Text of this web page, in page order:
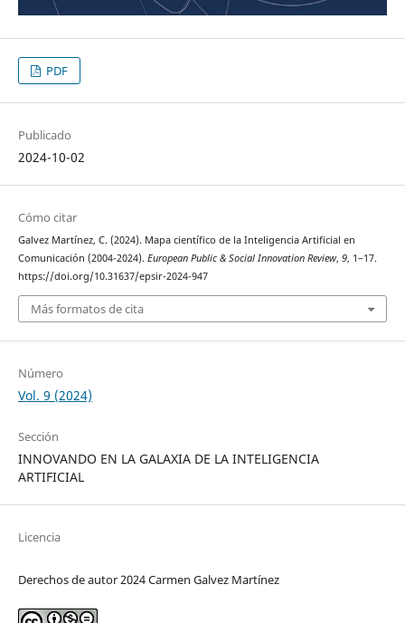
PDF
Publicado
2024-10-02
Cómo citar
Galvez Martínez, C. (2024). Mapa científico de la Inteligencia Artificial en
Comunicación (2004-2024). European Public & Social Innovation Review, 9, 1–17.
https://doi.org/10.31637/epsir-2024-947
Más formatos de cita
Número
Vol. 9 (2024)
Sección
INNOVANDO EN LA GALAXIA DE LA INTELIGENCIA
ARTIFICIAL
Licencia
Derechos de autor 2024 Carmen Galvez Martínez